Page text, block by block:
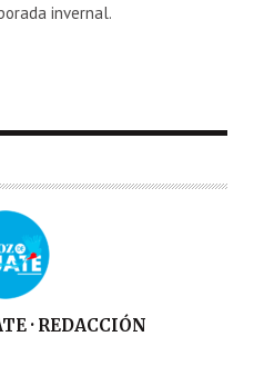
invernal.
· REDACCIÓN